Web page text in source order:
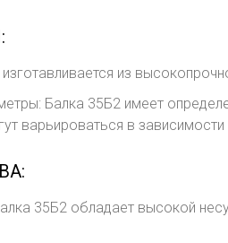
из
Балка 35Б2 имеет
варьироваться в зависимости
35Б2 обладает высокой